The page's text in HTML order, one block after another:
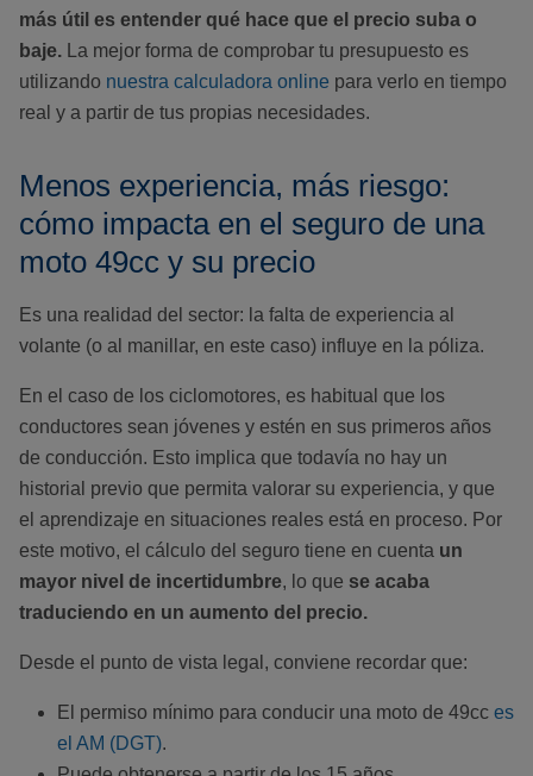
más útil es entender qué hace que el precio suba o
baje.
La mejor forma de comprobar tu presupuesto es
utilizando nuestra calculadora online para verlo en tiempo
real y a partir de tus propias necesidades.
Menos experiencia, más riesgo:
cómo impacta en el seguro de una
moto 49cc y su precio
Es una realidad del sector: la falta de experiencia al
volante (o al manillar, en este caso) influye en la póliza.
En el caso de los ciclomotores, es habitual que los
conductores sean jóvenes y estén en sus primeros años
de conducción. Esto implica que todavía no hay un
historial previo que permita valorar su experiencia, y que
el aprendizaje en situaciones reales está en proceso. Por
este motivo, el cálculo del seguro tiene en cuenta un
mayor nivel de incertidumbre, lo que se acaba
traduciendo en un aumento del precio.
Desde el punto de vista legal, conviene recordar que:
El permiso mínimo para conducir una moto de 49cc es
el AM (DGT).